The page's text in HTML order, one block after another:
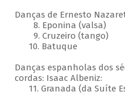
Danças de Ernesto
8. Eponina (valsa)
9. Cruzeiro (tango)
10. Batuque
Danças espanholas dos
cordas: Isaac Albeniz:
11. Granada (da Suíte